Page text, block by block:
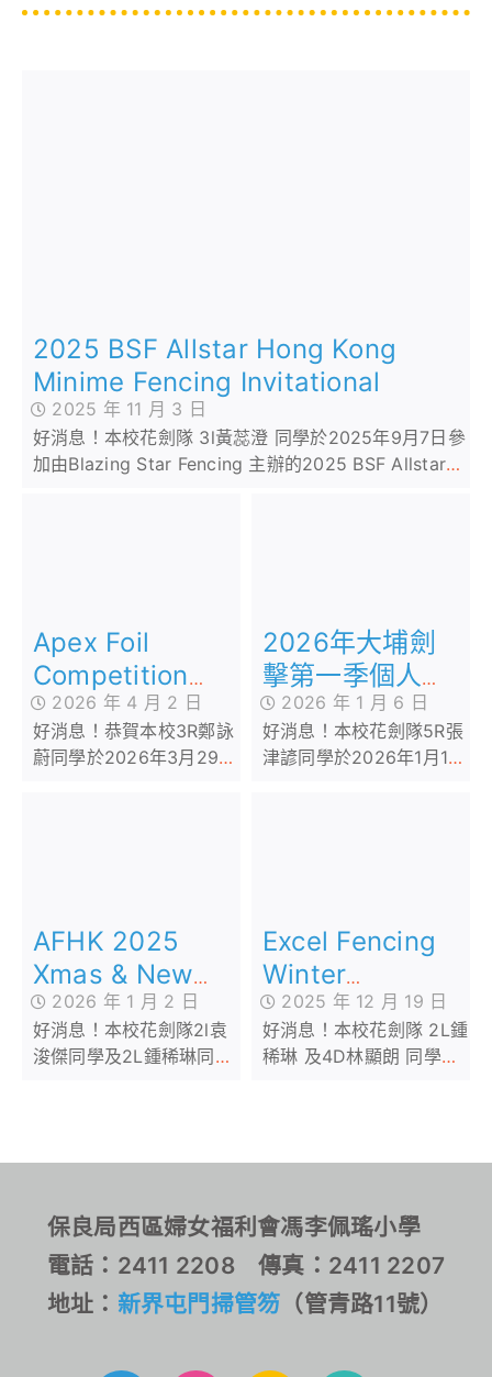
2025 BSF Allstar Hong Kong
Minime Fencing Invitational
2025 年 11 月 3 日
好消息！本校花劍隊 3l黃蕊澄 同學於2025年9月7日參
加由Blazing Star Fencing 主辦的2025 BSF Allstar
Apex Foil
Competition
2026
2026 年 4 月 2 日
好消息！恭賀本校3R鄭詠
蔚同學於2026年3月29日
2026年大埔劍
擊第一季個人花
劍分齡賽
2026 年 1 月 6 日
好消息！本校花劍隊5R張
津諺同學於2026年1月1日
AFHK 2025
Xmas & New
Year Cup
Fencing
Competition
2026 年 1 月 2 日
好消息！本校花劍隊2l袁
浚傑同學及2L鍾稀琳同學
New Year Cup Fencing
Excel Fencing
Winter
Competition
2025
2025 年 12 月 19 日
好消息！本校花劍隊 2L鍾
稀琳 及4D林顯朗 同學於
Competition 2025，分
女混合花劍項目中取得了
亞軍及季軍佳績。恭喜！
恭喜！
保良局西區婦女福利會馮李佩瑤小學
電話：2411 2208 傳真：2411 2207
地址： 新界屯門掃管笏 （管青路11號）